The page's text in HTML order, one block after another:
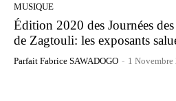
MUSIQUE
Édition 2020 des Journées
de Zagtouli: les exposants
Parfait Fabrice SAWADOGO - 1 Novembre